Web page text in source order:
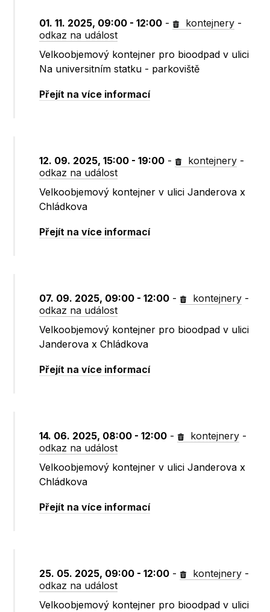
01. 11. 2025, 09:00 - 12:00 - kontejnery -
odkaz na událost
Velkoobjemový kontejner pro bioodpad v ulici
Na universitním statku - parkoviště
Přejít na více informací
12. 09. 2025, 15:00 - 19:00 - kontejnery -
odkaz na událost
Velkoobjemový kontejner v ulici Janderova x
Chládkova
Přejít na více informací
07. 09. 2025, 09:00 - 12:00 - kontejnery -
odkaz na událost
Velkoobjemový kontejner pro bioodpad v ulici
Janderova x Chládkova
Přejít na více informací
14. 06. 2025, 08:00 - 12:00 - kontejnery -
odkaz na událost
Velkoobjemový kontejner v ulici Janderova x
Chládkova
Přejít na více informací
25. 05. 2025, 09:00 - 12:00 - kontejnery -
odkaz na událost
Velkoobjemový kontejner pro bioodpad v ulici